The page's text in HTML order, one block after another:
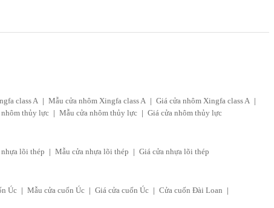
class A | Mẫu cửa nhôm Xingfa class A | Giá cửa nhôm Xingfa class A |
nhôm thủy lực | Mẫu cửa nhôm thủy lực | Giá cửa nhôm thủy lực
nhựa lõi thép | Mẫu cửa nhựa lõi thép | Giá cửa nhựa lõi thép
Úc | Mẫu cửa cuốn Úc | Giá cửa cuốn Úc | Cửa cuốn Đài Loan |